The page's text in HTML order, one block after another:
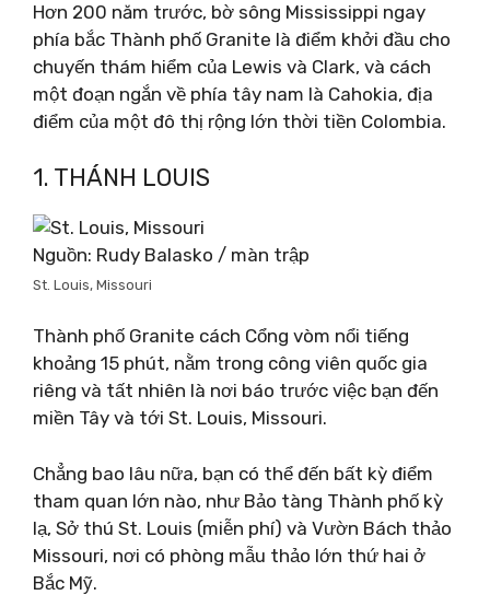
Hơn 200 năm trước, bờ sông Mississippi ngay
phía bắc Thành phố Granite là điểm khởi đầu cho
chuyến thám hiểm của Lewis và Clark, và cách
một đoạn ngắn về phía tây nam là Cahokia, địa
điểm của một đô thị rộng lớn thời tiền Colombia.
1. THÁNH LOUIS
Nguồn: Rudy Balasko / màn trập
St. Louis, Missouri
Thành phố Granite cách Cổng vòm nổi tiếng
khoảng 15 phút, nằm trong công viên quốc gia
riêng và tất nhiên là nơi báo trước việc bạn đến
miền Tây và tới St. Louis, Missouri.
Chẳng bao lâu nữa, bạn có thể đến bất kỳ điểm
tham quan lớn nào, như Bảo tàng Thành phố kỳ
lạ, Sở thú St. Louis (miễn phí) và Vườn Bách thảo
Missouri, nơi có phòng mẫu thảo lớn thứ hai ở
Bắc Mỹ.